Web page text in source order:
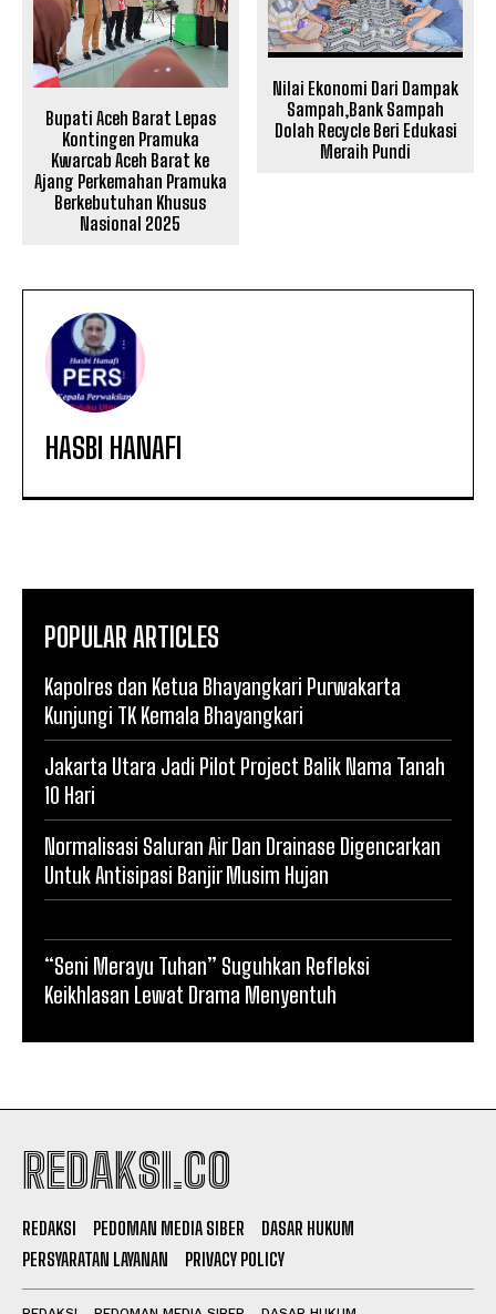
Bupati Aceh Barat Lepas
Kontingen Pramuka
Kwarcab Aceh Barat ke
Ajang Perkemahan Pramuka
Berkebutuhan Khusus
Nasional 2025
Nilai Ekonomi Dari Dampak
Sampah,Bank Sampah
Dolah Recycle Beri Edukasi
Meraih Pundi
HASBI HANAFI
POPULAR ARTICLES
Kapolres dan Ketua Bhayangkari Purwakarta
Kunjungi TK Kemala Bhayangkari
Jakarta Utara Jadi Pilot Project Balik Nama Tanah
10 Hari
Normalisasi Saluran Air Dan Drainase Digencarkan
Untuk Antisipasi Banjir Musim Hujan
“Seni Merayu Tuhan” Suguhkan Refleksi
Keikhlasan Lewat Drama Menyentuh
REDAKSI.CO
REDAKSI PEDOMAN MEDIA SIBER
DASAR HUKUM
PERSYARATAN LAYANAN
PRIVACY POLICY